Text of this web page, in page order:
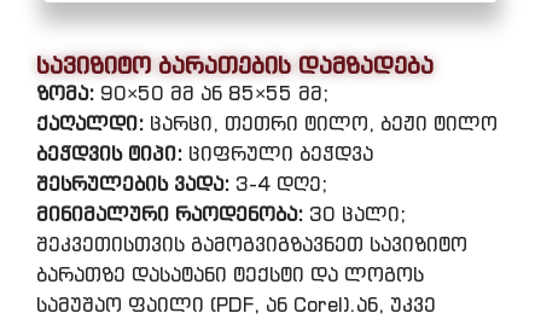
სავიზიტო ბარათების დამზადება
ზომა: 90×50 მმ ან 85×55 მმ;
ქაღალდი: ცარცი, თეთრი ტილო, ბეჟი ტილო
ბეჭდვის ტიპი: ციფრული ბეჭდვა
შესრულების ვადა: 3-4 დღე;
მინიმალური რაოდენობა: 30 ცალი;
შეკვეთისთვის გამოგვიგზავნეთ სავიზიტო
ბარათზე დასატანი ტექსტი და ლოგოს
სამუშაო ფაილი (PDF, ან Corel).ან, უკვე